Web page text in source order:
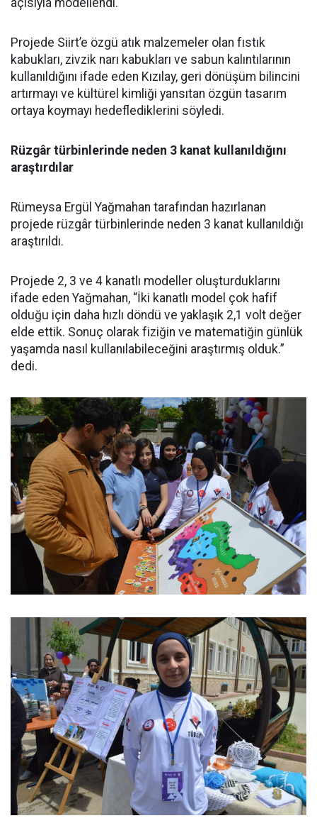
açısıyla modellendi.
Projede Siirt’e özgü atık malzemeler olan fıstık
kabukları, zivzik narı kabukları ve sabun kalıntılarının
kullanıldığını ifade eden Kızılay, geri dönüşüm bilincini
artırmayı ve kültürel kimliği yansıtan özgün tasarım
ortaya koymayı hedeflediklerini söyledi.
Rüzgâr türbinlerinde neden 3 kanat kullanıldığını
araştırdılar
Rümeysa Ergül Yağmahan tarafından hazırlanan
projede rüzgâr türbinlerinde neden 3 kanat kullanıldığı
araştırıldı.
Projede 2, 3 ve 4 kanatlı modeller oluşturduklarını
ifade eden Yağmahan, “İki kanatlı model çok hafif
olduğu için daha hızlı döndü ve yaklaşık 2,1 volt değer
elde ettik. Sonuç olarak fiziğin ve matematiğin günlük
yaşamda nasıl kullanılabileceğini araştırmış olduk.”
dedi.